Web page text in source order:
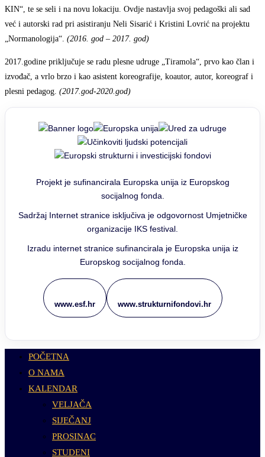
KIN“, te se seli i na novu lokaciju. Ovdje nastavlja svoj pedagoški ali sad
već i autorski rad pri asistiranju Neli Sisarić i Kristini Lovrić na projektu
„Normanologija“. (2016. god – 2017. god)
2017.godine priključuje se radu plesne udruge „Tiramola“, prvo kao član i
izvođač, a vrlo brzo i kao asistent koreografije, koautor, autor, koreograf i
plesni pedagog. (2017.god-2020.god)
Projekt je sufinancirala Europska unija iz Europskog
socijalnog fonda.
Sadržaj Internet stranice isključiva je odgovornost Umjetničke
organizacije IKS festival.
Izradu internet stranice sufinancirala je Europska unija iz
Europskog socijalnog fonda.
www.esf.hr www.strukturnifondovi.hr
POČETNA
O NAMA
KALENDAR
VELJAČA
SIJEČANJ
PROSINAC
STUDENI